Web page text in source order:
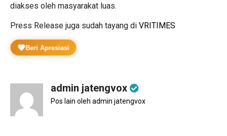
diakses oleh masyarakat luas.
Press Release juga sudah tayang di VRITIMES
Beri Apresiasi
admin jatengvox
Pos lain oleh admin jatengvox